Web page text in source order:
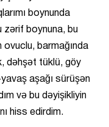
boynunda
zərif boynuna, bu
ovuclu, barmağında
dəhşət tüklü, göy
aşağı sürüşən
və bu dəyişikliyin
hiss edirdim.